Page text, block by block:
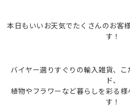
本日もいいお天気でたくさんのお客
す！
バイヤー選りすぐりの輸入雑貨、
ド、
植物やフラワーなど暮らしを彩る
す！